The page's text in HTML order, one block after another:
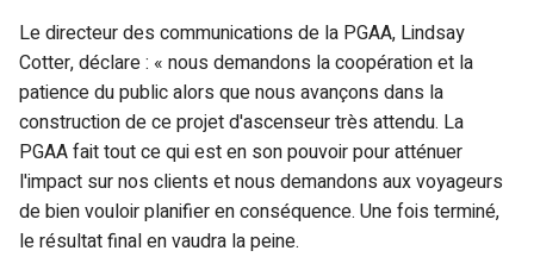
Le directeur des communications de la PGAA, Lindsay
Cotter, déclare : « nous demandons la coopération et la
patience du public alors que nous avançons dans la
construction de ce projet d'ascenseur très attendu. La
PGAA fait tout ce qui est en son pouvoir pour atténuer
l'impact sur nos clients et nous demandons aux voyageurs
de bien vouloir planifier en conséquence. Une fois terminé,
le résultat final en vaudra la peine.